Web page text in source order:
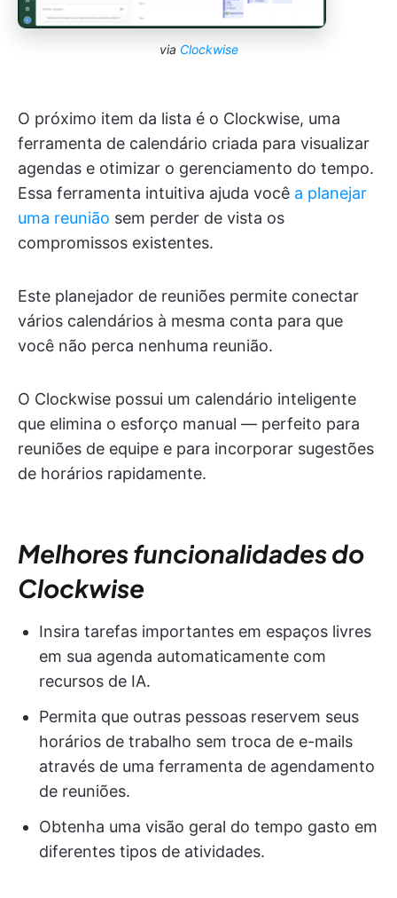
via Clockwise
O próximo item da lista é o Clockwise, uma
ferramenta de calendário criada para visualizar
agendas e otimizar o gerenciamento do tempo.
Essa ferramenta intuitiva ajuda você a planejar
uma reunião sem perder de vista os
compromissos existentes.
Este planejador de reuniões permite conectar
vários calendários à mesma conta para que
você não perca nenhuma reunião.
O Clockwise possui um calendário inteligente
que elimina o esforço manual — perfeito para
reuniões de equipe e para incorporar sugestões
de horários rapidamente.
Melhores funcionalidades do
Clockwise
Insira tarefas importantes em espaços livres
em sua agenda automaticamente com
recursos de IA.
Permita que outras pessoas reservem seus
horários de trabalho sem troca de e-mails
através de uma ferramenta de agendamento
de reuniões.
Obtenha uma visão geral do tempo gasto em
diferentes tipos de atividades.